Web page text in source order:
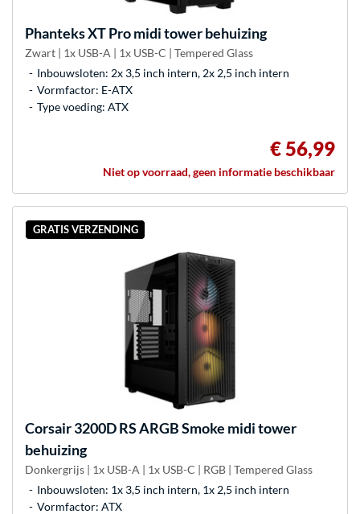
PhanteksXT Pro midi tower behuizing
Zwart | 1x USB-A | 1x USB-C | Tempered Glass
Inbouwsloten: 2x 3,5 inch intern, 2x 2,5 inch intern
Vormfactor: E-ATX
Type voeding: ATX
€ 56,99
Niet op voorraad, geen informatie beschikbaar
GRATIS VERZENDING
Corsair3200D RS ARGB Smoke midi tower
behuizing
Donkergrijs | 1x USB-A | 1x USB-C | RGB | Tempered Glass
Inbouwsloten: 1x 3,5 inch intern, 1x 2,5 inch intern
Vormfactor: ATX